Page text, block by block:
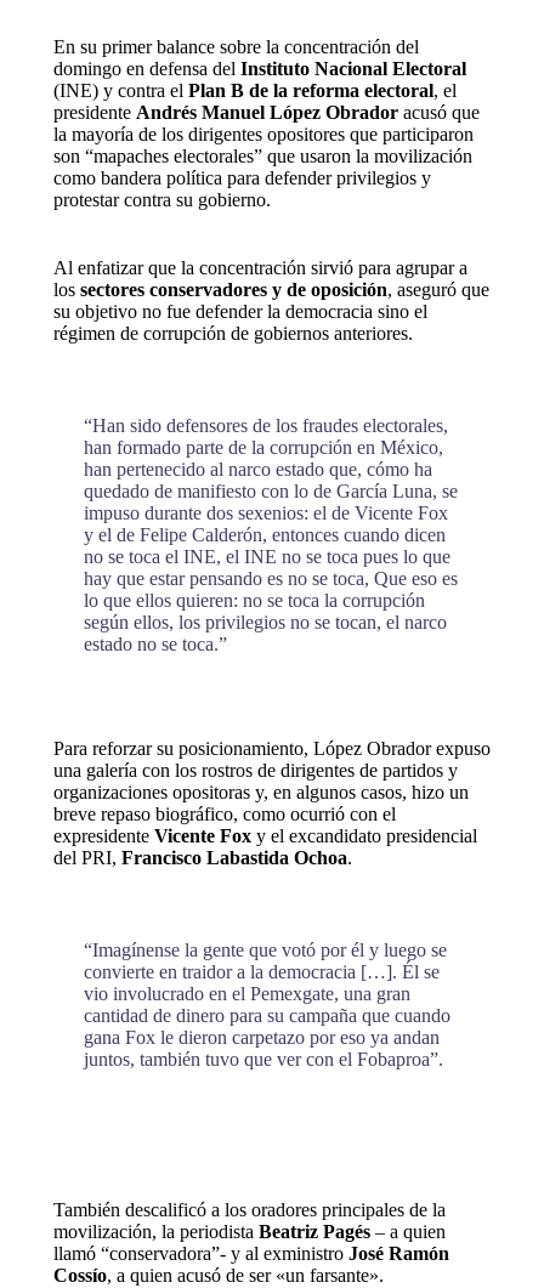
En su primer balance sobre la concentración del
domingo en defensa del Instituto Nacional Electoral
(INE) y contra el Plan B de la reforma electoral, el
presidente Andrés Manuel López Obrador acusó que
la mayoría de los dirigentes opositores que participaron
son “mapaches electorales” que usaron la movilización
como bandera política para defender privilegios y
protestar contra su gobierno.
Al enfatizar que la concentración sirvió para agrupar a
los sectores conservadores y de oposición, aseguró que
su objetivo no fue defender la democracia sino el
régimen de corrupción de gobiernos anteriores.
“Han sido defensores de los fraudes electorales,
han formado parte de la corrupción en México,
han pertenecido al narco estado que, cómo ha
quedado de manifiesto con lo de García Luna, se
impuso durante dos sexenios: el de Vicente Fox
y el de Felipe Calderón, entonces cuando dicen
no se toca el INE, el INE no se toca pues lo que
hay que estar pensando es no se toca, Que eso es
lo que ellos quieren: no se toca la corrupción
según ellos, los privilegios no se tocan, el narco
estado no se toca.”
Para reforzar su posicionamiento, López Obrador expuso
una galería con los rostros de dirigentes de partidos y
organizaciones opositoras y, en algunos casos, hizo un
breve repaso biográfico, como ocurrió con el
expresidente Vicente Fox y el excandidato presidencial
del PRI, Francisco Labastida Ochoa.
“Imagínense la gente que votó por él y luego se
convierte en traidor a la democracia […]. Él se
vio involucrado en el Pemexgate, una gran
cantidad de dinero para su campaña que cuando
gana Fox le dieron carpetazo por eso ya andan
juntos, también tuvo que ver con el Fobaproa”.
También descalificó a los oradores principales de la
movilización, la periodista Beatriz Pagés – a quien
llamó “conservadora”- y al exministro José Ramón
Cossío, a quien acusó de ser «un farsante».